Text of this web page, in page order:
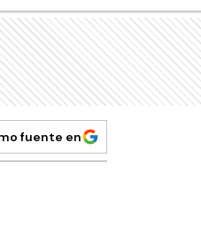
fuente en